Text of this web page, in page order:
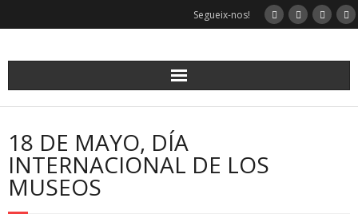
Segueix-nos!
18 DE MAYO, DÍA
INTERNACIONAL DE LOS
MUSEOS